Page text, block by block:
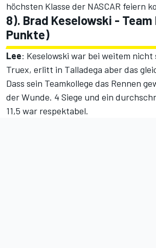
höchsten Klasse der NASCAR feiern
8). Brad Keselowski - Team
Punkte)
Lee: Keselowski war bei weitem nicht
Truex, erlitt in Talladega aber das
Dass sein Teamkollege das Rennen
der Wunde. 4 Siege und ein
11,5 war respektabel.